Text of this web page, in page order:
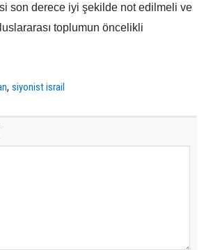
son derece iyi şekilde not edilmeli ve
toplumun öncelikli
,siyonist israil